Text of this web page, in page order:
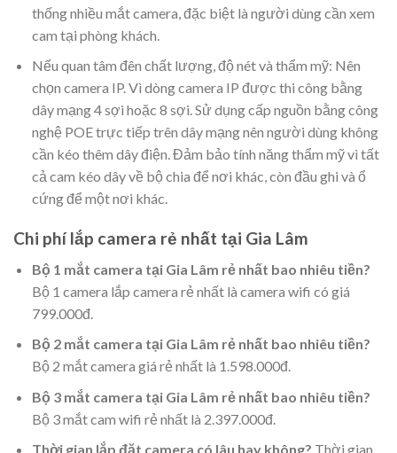
thống nhiều mắt camera, đặc biệt là người dùng cần xem
cam tại phòng khách.
Nếu quan tâm đên chất lượng, độ nét và thẩm mỹ: Nên
chọn camera IP. Vì dòng camera IP được thi công bằng
dây mạng 4 sợi hoặc 8 sợi. Sử dụng cấp nguồn bằng công
nghệ POE trực tiếp trên dây mạng nên người dùng không
cần kéo thêm dây điện. Đảm bảo tính năng thẩm mỹ vì tất
cả cam kéo dây về bộ chia để nơi khác, còn đầu ghi và ổ
cứng để một nơi khác.
Chi phí lắp camera rẻ nhất tại Gia Lâm
Bộ 1 mắt camera tại Gia Lâm rẻ nhất bao nhiêu tiền?
Bộ 1 camera lắp camera rẻ nhất là camera wifi có giá
799.000đ.
Bộ 2 mắt camera tại Gia Lâm rẻ nhất bao nhiêu tiền?
Bộ 2 mắt camera giá rẻ nhất là 1.598.000đ.
Bộ 3 mắt camera tại Gia Lâm rẻ nhất bao nhiêu tiền?
Bộ 3 mắt cam wifi rẻ nhất là 2.397.000đ.
Thời gian lắp đặt camera có lâu hay không? Thời gian